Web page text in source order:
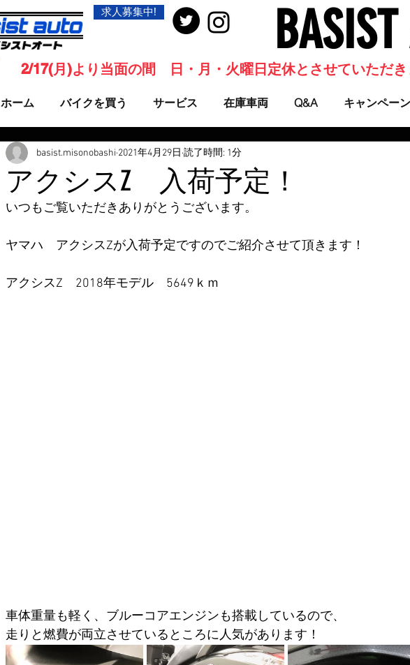
求人募集中!
ホーム バイクを買う サービス 在庫車両 Q&A キャンペーン
2/17(月)より当面の間 日・月・火曜日定休とさせていただき
アクシスZ 入荷予定！
basist.misonobashi 2021年4月29日 読了時間: 1分
いつもご覧いただきありがとうございます。
ヤマハ　アクシスZが入荷予定ですのでご紹介させて頂きます！
アクシスZ　2018年モデル　5649ｋｍ
車体重量も軽く、ブルーコアエンジンも搭載しているので、
走りと燃費が両立させているところに人気があります！